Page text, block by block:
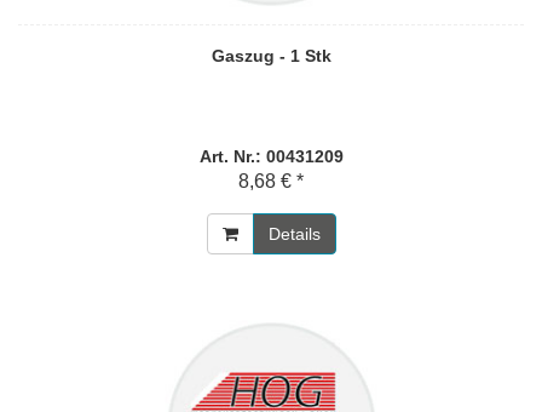
Gaszug - 1 Stk
Art. Nr.: 00431209
8,68 € *
Details